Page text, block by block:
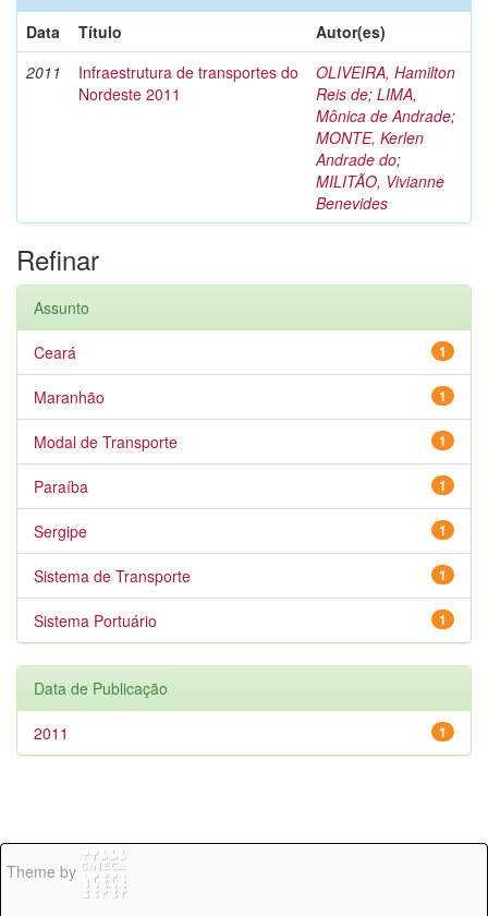
Data
Título
Autor(es)
2011
Infraestrutura de transportes do
Nordeste 2011
OLIVEIRA, Hamilton
Reis de; LIMA,
Mônica de Andrade;
MONTE, Kerlen
Andrade do;
MILITÃO, Vivianne
Benevides
Refinar
Assunto
1
Ceará
1
Maranhão
1
Modal de Transporte
1
Paraíba
1
Sergipe
1
Sistema de Transporte
1
Sistema Portuário
Data de Publicação
1
2011
Theme by